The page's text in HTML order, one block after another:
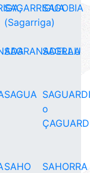
SAGARRIGUA
(Sagarriga)
SAGOBIA
SAGRANADELLA
SAGRAU
SAGUA
o
SAHO
SAHORRA